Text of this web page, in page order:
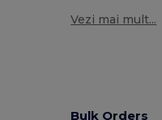
Vezi mai mult...
Bulk Orders